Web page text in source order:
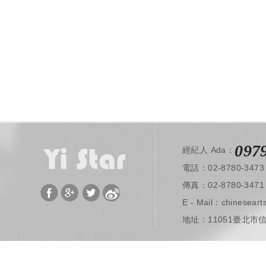
經紀人 Ada：
電話：02-8780-3473
​ 傳真：02-8780-3471
E - Mail：
地址：11051臺北市